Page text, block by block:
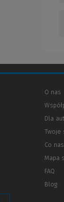
O nas
Dla
Twoje
Co
Mapa
FAQ
Blog